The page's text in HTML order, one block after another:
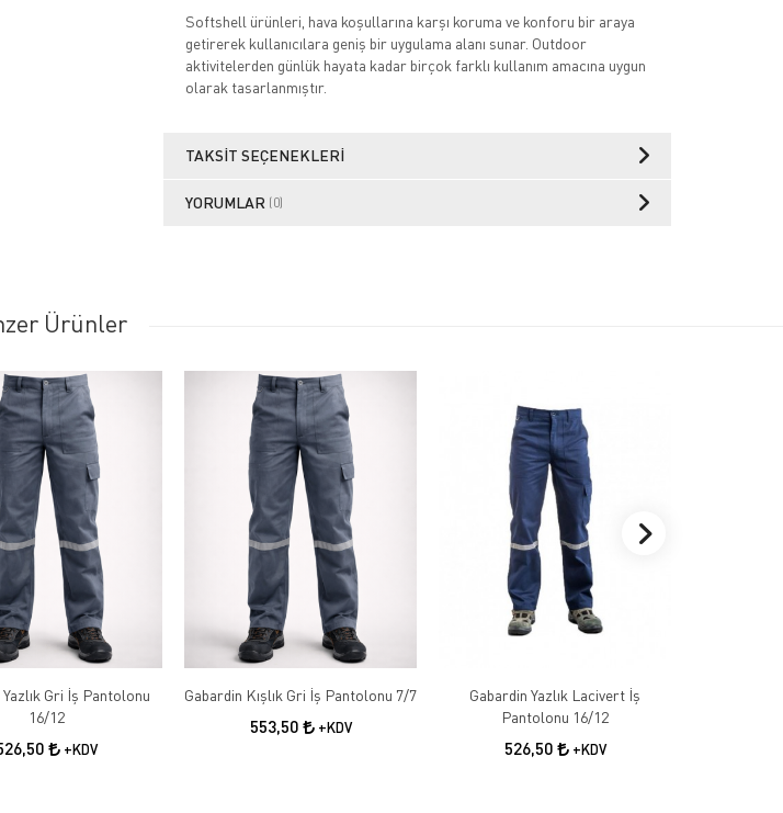
Softshell ürünleri, hava koşullarına karşı koruma ve konforu bir araya
getirerek kullanıcılara geniş bir uygulama alanı sunar. Outdoor
aktivitelerden günlük hayata kadar birçok farklı kullanım amacına uygun
olarak tasarlanmıştır.
TAKSIT SEÇENEKLERI
YORUMLAR (0)
Ürünler
Gri İş Pantolonu
16/12
+KDV
Gabardin Kışlık Gri İş Pantolonu 7/7
553,50 +KDV
Gabardin Yazlık Lacivert İş
Pantolonu 16/12
526,50 +KDV